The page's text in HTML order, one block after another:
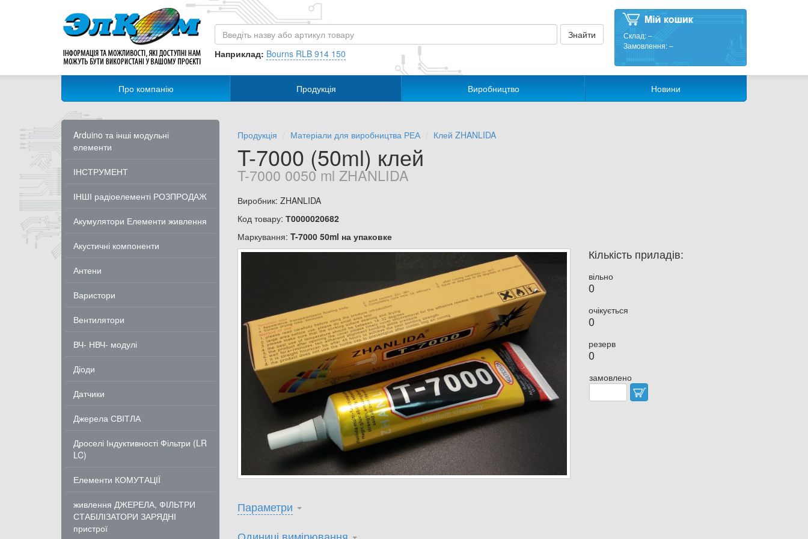
Наприклад: Bourns RLB 914 150
Склад:–
Замовлення:–
Про компанію Продукція Виробництво Новини
Arduino та інші модульні
елементи
ІНСТРУМЕНТ
ІНШІ радіоелементі РОЗПРОДАЖ
Акумулятори Елементи живлення
Акустичні компоненти
Антени
Варистори
Вентилятори
ВЧ- НВЧ- модулі
Діоди
Датчики
Джерела СВІТЛА
Дроселі Індуктивності Фільтри (LR
LC)
Елементи КОМУТАЦІЇ
живлення ДЖЕРЕЛА, ФІЛЬТРИ
СТАБІЛІЗАТОРИ ЗАРЯДНІ
пристрої
Продукція Матеріали для виробництва РЕА Клей ZHANLIDA
T-7000 (50ml) клей
T-7000 0050 ml ZHANLIDA
Виробник: ZHANLIDA
Код товару: Т0000020682
Маркування: T-7000 50ml на упаковке
Кількість приладів:
вільно
0
очікується
0
резерв
0
замовлено
Параметри